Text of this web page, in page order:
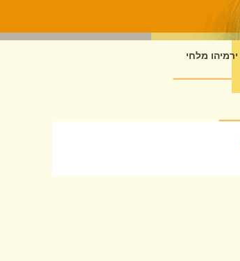
ירמיהו מלחי